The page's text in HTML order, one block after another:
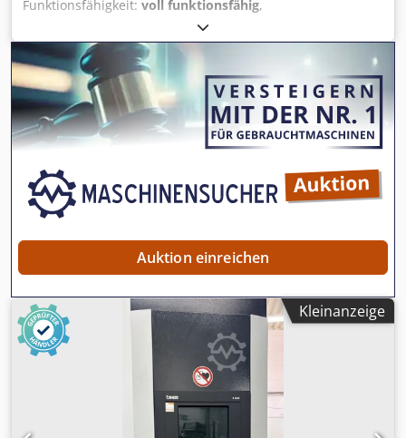
Funktionsfähigkeit: voll funktionsfähig,
Maschinen-/Fahrzeugnummer:
6’000 kg, Gesamthöhe:1’800 mm, Gesamtlänge:5’000
mm, Gesamtbreite:2’000 mm , IMCAR SIHR 8/5 Dreiwalzen-
Biegemaschine Crsdpfx Amszkhzne Ref - Biegelänge: ca.
3100 mm - Walzendicke: ca. 250 mm Achtung: der Artikel
muss zwischen dem 15.09. und 17.09.2026 an einem noch
abzustimmenden Termin verbindlich abgeholt werden.
Auktion einreichen
Kleinanzeige